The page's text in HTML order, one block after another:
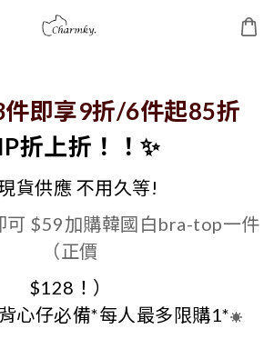
件即享9折/6件起85折
折上折！！✨
貨供應 不用久等!
可 $59加購韓國白bra-top一件
（正價
$128！）
心仔必備*每人最多限購1*☀️